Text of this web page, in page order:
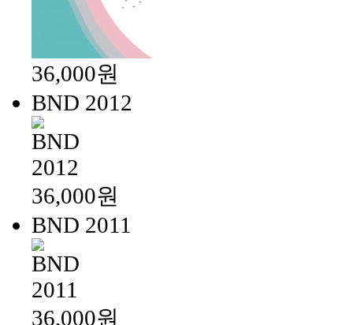
36,000원
BND 2012
36,000원
BND 2011
36,000원